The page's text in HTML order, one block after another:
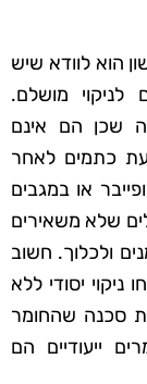
הוא לוודא שיש
מושלם.
שכן הם אינם
כתמים לאחר
או במגבים
שלא משאירים
ולכלוך. חשוב
ניקוי יסודי ללא
סכנה שהחומר
ייעודיים הם